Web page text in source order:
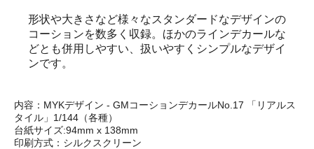
形状や大きさなど様々なスタンダードなデザインの
コーションを数多く収録。ほかのラインデカールな
どとも併用しやすい、扱いやすくシンプルなデザイ
ンです。
内容：MYKデザイン - GMコーションデカールNo.17 「リアルス
タイル」1/144（各種）
台紙サイズ:94mm x 138mm
印刷方式：シルクスクリーン